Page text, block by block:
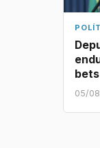
bets
05/